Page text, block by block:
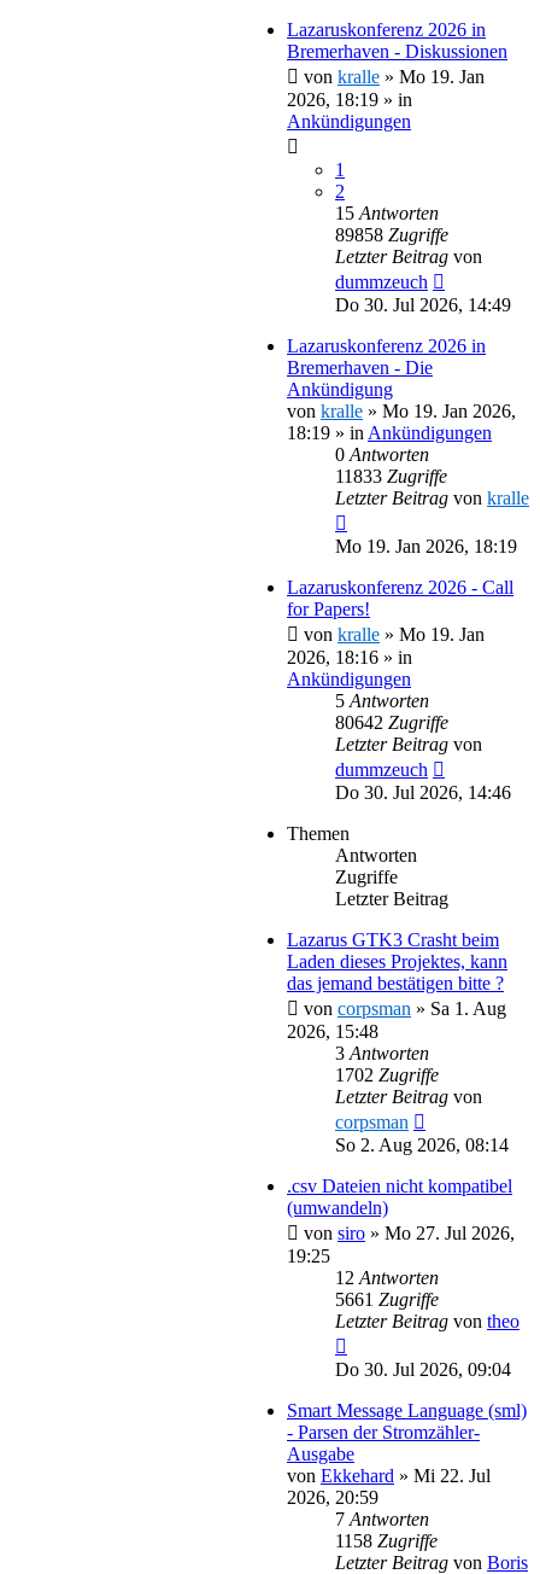
Lazaruskonferenz 2026 in
Bremerhaven - Diskussionen
von kralle » Mo 19. Jan
2026, 18:19 » in
Ankündigungen
1
2
15 Antworten
89858 Zugriffe
Letzter Beitrag von
dummzeuch
Do 30. Jul 2026, 14:49
Lazaruskonferenz 2026 in
Bremerhaven - Die
Ankündigung
von kralle » Mo 19. Jan 2026,
18:19 » in Ankündigungen
0 Antworten
11833 Zugriffe
Letzter Beitrag von kralle
Mo 19. Jan 2026, 18:19
Lazaruskonferenz 2026 - Call
for Papers!
von kralle » Mo 19. Jan
2026, 18:16 » in
Ankündigungen
5 Antworten
80642 Zugriffe
Letzter Beitrag von
dummzeuch
Do 30. Jul 2026, 14:46
Themen
Antworten
Zugriffe
Letzter Beitrag
Lazarus GTK3 Crasht beim
Laden dieses Projektes, kann
das jemand bestätigen bitte ?
von corpsman » Sa 1. Aug
2026, 15:48
3 Antworten
1702 Zugriffe
Letzter Beitrag von
corpsman
So 2. Aug 2026, 08:14
.csv Dateien nicht kompatibel
(umwandeln)
von siro » Mo 27. Jul 2026,
19:25
12 Antworten
5661 Zugriffe
Letzter Beitrag von theo
Do 30. Jul 2026, 09:04
Smart Message Language (sml)
- Parsen der Stromzähler-
Ausgabe
von Ekkehard » Mi 22. Jul
2026, 20:59
7 Antworten
1158 Zugriffe
Letzter Beitrag von Boris